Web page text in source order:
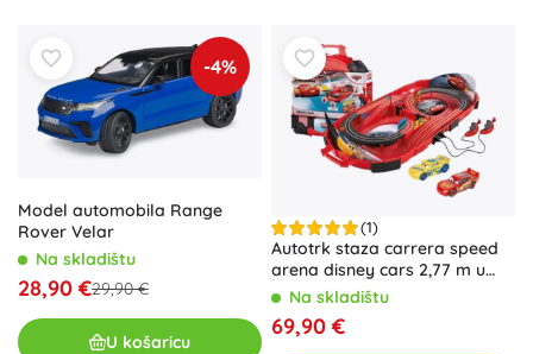
-4%
Model automobila Range
Rover Velar
Na skladištu
28,90 €29,90 €
U košaricu
(1)
Autotrk staza carrera speed
arena disney cars 2,77 m u
prijenosnom koferu
Na skladištu
69,90 €